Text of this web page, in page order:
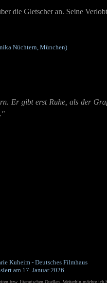
die Gletscher an. Seine
Nüchtern, München)
Er gibt erst Ruhe, als der
Kuheim - Deutsches Filmhaus
am 17. Januar 2026
bzw. literarischen Quellen. Weiterhin möchte ich